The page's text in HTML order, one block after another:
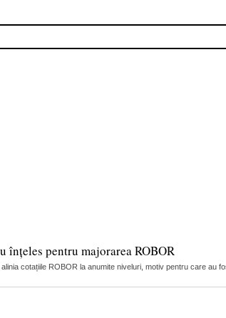
înțeles pentru majorarea ROBOR
cotațiile ROBOR la anumite niveluri, motiv pentru care au